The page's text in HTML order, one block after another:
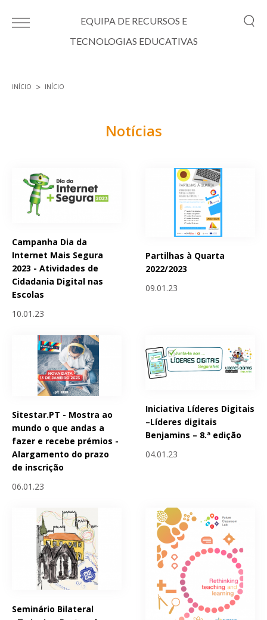
EQUIPA DE RECURSOS E
TECNOLOGIAS EDUCATIVAS
INÍCIO INÍCIO
Notícias
Campanha Dia da
Internet Mais Segura
2023 - Atividades de
Cidadania Digital nas
Escolas
10.01.23
Partilhas à Quarta
2022/2023
09.01.23
Sitestar.PT - Mostra ao
mundo o que andas a
fazer e recebe prémios -
Alargamento do prazo
de inscrição
06.01.23
Iniciativa Líderes Digitais
–Líderes digitais
Benjamins – 8.ª edição
04.01.23
Seminário Bilateral
Páginas